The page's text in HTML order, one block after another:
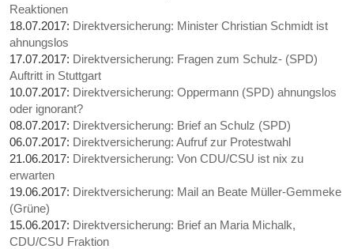
Reaktionen
18.07.2017: Direktversicherung: Minister Christian Schmidt ist
ahnungslos
17.07.2017: Direktversicherung: Fragen zum Schulz- (SPD)
Auftritt in Stuttgart
10.07.2017: Direktversicherung: Oppermann (SPD) ahnungslos
oder ignorant?
08.07.2017: Direktversicherung: Brief an Schulz (SPD)
06.07.2017: Direktversicherung: Aufruf zur Protestwahl
21.06.2017: Direktversicherung: Von CDU/CSU ist nix zu
erwarten
19.06.2017: Direktversicherung: Mail an Beate Müller-Gemmeke
(Grüne)
15.06.2017: Direktversicherung: Brief an Maria Michalk,
CDU/CSU Fraktion